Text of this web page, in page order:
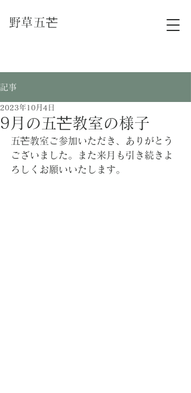
​野草五芒
記事
9月の五芒教室の様子
2023年10月4日
五芒教室ご参加いただき、ありがとう
ございました。また来月も引き続きよ
ろしくお願いいたします。